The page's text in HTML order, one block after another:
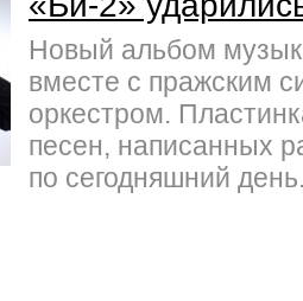
Новый альбом
вместе с пражским
оркестром.
песен, написанных
по сегодняшний